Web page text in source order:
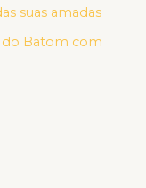
suas amadas
do Batom com